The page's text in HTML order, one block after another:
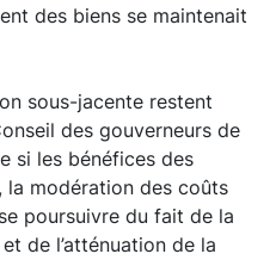
des biens se maintenait
sous-jacente restent
des gouverneurs de
si les bénéfices des
la modération des coûts
poursuivre du fait de la
de l’atténuation de la